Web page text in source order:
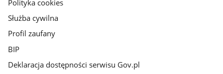
Polityka cookies
Służba cywilna
Profil zaufany
BIP
Deklaracja dostępności serwisu Gov.pl